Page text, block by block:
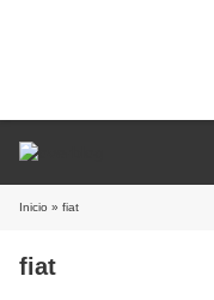
Inicio » fiat
fiat